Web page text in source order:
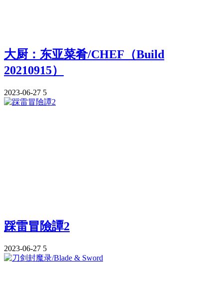
大厨：东亚菜肴/CHEF（Build
20210915）
2023-06-27 5
踩雷冒險譚2
2023-06-27 5